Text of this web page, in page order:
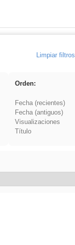
Limpiar filtros
Orden:
Fecha (recientes)
Fecha (antiguos)
Visualizaciones
Título